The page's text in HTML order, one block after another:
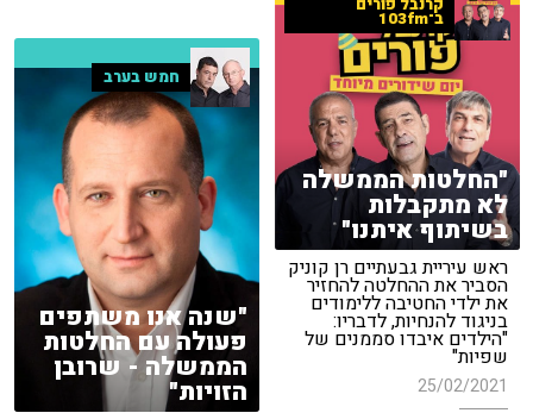
קרנבל פורים
ב־103fm
"החלטות הממשלה
לא מתקבלות
בשיתוף איתנו"
ראש עיריית גבעתיים רן קוניק
הסביר את ההחלטה להחזיר
את ילדי החטיבה ללימודים
בניגוד להנחיות, לדבריו:
"הילדים איבדו סממנים של
שפיות"
25/02/2021
חמש בערב
"שנה אנו משתפים
פעולה עם החלטות
הממשלה - שרובן
הזויות"